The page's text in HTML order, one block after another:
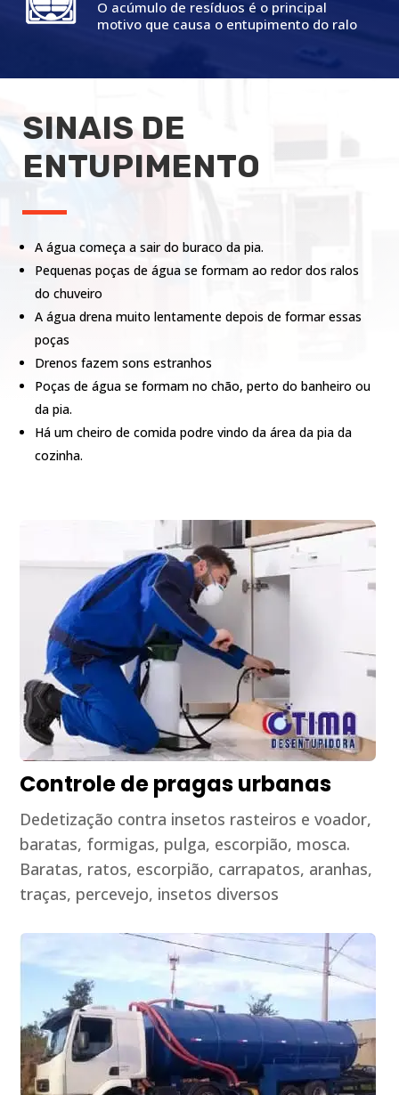
O acúmulo de resíduos é o principal
motivo que causa o entupimento do ralo
SINAIS DE
ENTUPIMENTO
A água começa a sair do buraco da pia.
Pequenas poças de água se formam ao redor dos ralos
do chuveiro
A água drena muito lentamente depois de formar essas
poças
Drenos fazem sons estranhos
Poças de água se formam no chão, perto do banheiro ou
da pia.
Há um cheiro de comida podre vindo da área da pia da
cozinha.
Controle de pragas urbanas
Dedetização contra insetos rasteiros e voador,
baratas, formigas, pulga, escorpião, mosca.
Baratas, ratos, escorpião, carrapatos, aranhas,
traças, percevejo, insetos diversos